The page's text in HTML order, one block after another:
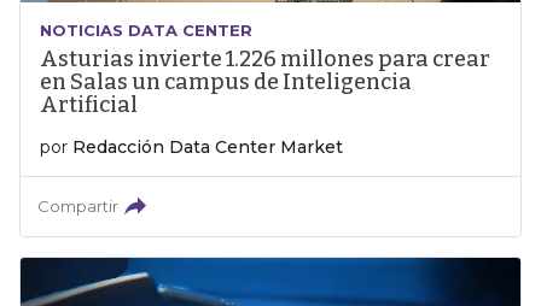
NOTICIAS DATA CENTER
Asturias invierte 1.226 millones para crear
en Salas un campus de Inteligencia
Artificial
por Redacción Data Center Market
Compartir